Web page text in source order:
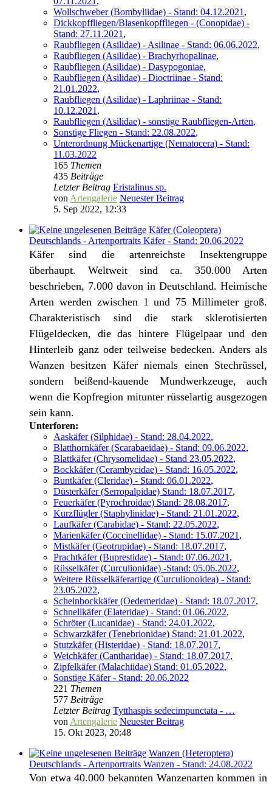
Wollschweber (Bombyliidae) - Stand: 04.12.2021 ,
Dickkopffliegen/Blasenkopffliegen - (Conopidae) -
Stand: 27.11.2021 ,
Raubfliegen (Asilidae) - Asilinae - Stand: 06.06.2022,
Raubfliegen (Asilidae) - Brachyrhopalinae,
Raubfliegen (Asilidae) - Dasypogoniae,
Raubfliegen (Asilidae) - Dioctriinae - Stand:
21.01.2022,
Raubfliegen (Asilidae) - Laphriinae - Stand:
10.12.2021 ,
Raubfliegen (Asilidae) - sonstige Raubfliegen-Arten,
Sonstige Fliegen - Stand: 22.08.2022,
Unterordnung Mückenartige (Nematocera) - Stand:
11.03.2022
165 Themen
435 Beiträge
Letzter Beitrag Eristalinus sp.
von Artengalerie Neuester Beitrag
5. Sep 2022, 12:33
Käfer (Coleoptera)
Deutschlands - Artenportraits Käfer - Stand: 20.06.2022
Käfer sind die artenreichste Insektengruppe
überhaupt. Weltweit sind ca. 350.000 Arten
beschrieben, 7.000 davon in Deutschland. Heimische
Arten werden zwischen 1 und 75 Millimeter groß.
Charakteristisch sind die stark sklerotisierten
Flügeldecken, die das hintere Flügelpaar und den
Hinterleib ganz oder teilweise bedecken. Anders als
Wanzen besitzen Käfer niemals einen Stechrüssel,
sondern beißend-kauende Mundwerkzeuge, auch
wenn die Kopfregion mitunter rüsselartig ausgezogen
sein kann.
Unterforen:
Aaskäfer (Silphidae) - Stand: 28.04.2022,
Blatthornkäfer (Scarabaeidae) - Stand: 09.06.2022,
Blattkäfer (Chrysomelidae) - Stand 23.05.2022,
Bockkäfer (Cerambycidae) - Stand: 16.05.2022,
Buntkäfer (Cleridae) - Stand: 06.01.2022,
Düsterkäfer (Serropalpidae) Stand: 18.07.2017,
Feuerkäfer (Pyrochroidae) Stand: 28.08.2017,
Kurzflügler (Staphylinidae) - Stand: 21.01.2022,
Laufkäfer (Carabidae) - Stand: 22.05.2022,
Marienkäfer (Coccinellidae) - Stand: 15.07.2021 ,
Mistkäfer (Geotrupidae) - Stand: 18.07.2017,
Prachtkäfer (Buprestidae) - Stand: 07.06.2021 ,
Rüsselkäfer (Curculionidae) -Stand: 05.06.2022,
Weitere Rüsselkäferartige (Curculionoidea) - Stand:
23.05.2022,
Scheinbockkäfer (Oedemeridae) - Stand: 18.07.2017,
Schnellkäfer (Elateridae) - Stand: 01.06.2022,
Schröter (Lucanidae) - Stand: 24.01.2022,
Schwarzkäfer (Tenebrionidae) Stand: 21.01.2022,
Stutzkäfer (Histeridae) - Stand: 18.07.2017,
Weichkäfer (Cantharidae) - Stand: 18.07.2017,
Zipfelkäfer (Malachiidae) Stand: 01.05.2022,
Sonstige Käfer - Stand: 20.06.2022
221 Themen
577 Beiträge
Letzter Beitrag Tytthaspis sedecimpunctata - …
von Artengalerie Neuester Beitrag
15. Okt 2023, 20:48
Wanzen (Heteroptera)
Deutschlands - Artenportraits Wanzen - Stand: 24.08.2022
Von etwa 40.000 bekannten Wanzenarten kommen in